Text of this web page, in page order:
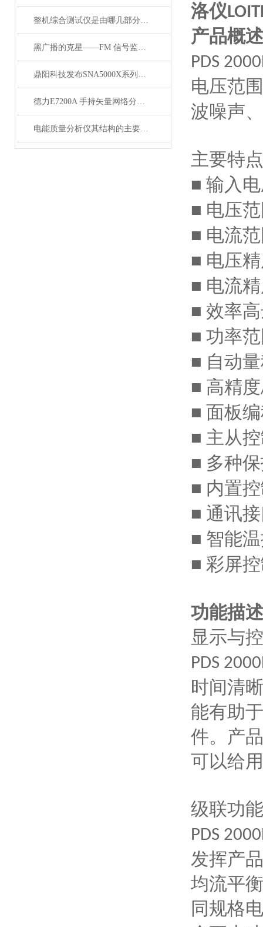
整机综合测试仪是由哪几部分组成的呢？
黑广播的克星——FM 信号监测系统
鼎阳科技发布SNA5000X系列矢量网络分析仪
德力E7200A 手持矢量网络分析仪（300kHz-3GHz）
电能质量分析仪其结构的主要特点如下
洛仪
产品概
PDS
电压范围
波噪声
主要特点
■ 输入
■ 电压
■ 电流
■ 电压
■ 电流
■ 效率
■ 功率
■ 自动
■ 高精度
■ 面板
■ 主从
■ 多种
■ 内置
■ 通讯
■ 智能
■ 彩屏
功能描
显示与
PDS
时间清
能有助
件。产
可以给
级联功能
PDS
发挥产
均流平
同规格